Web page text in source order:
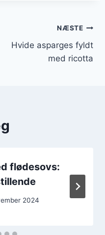
NÆSTE
Hvide asparges fyldt
med ricotta
flødesovs:
2024